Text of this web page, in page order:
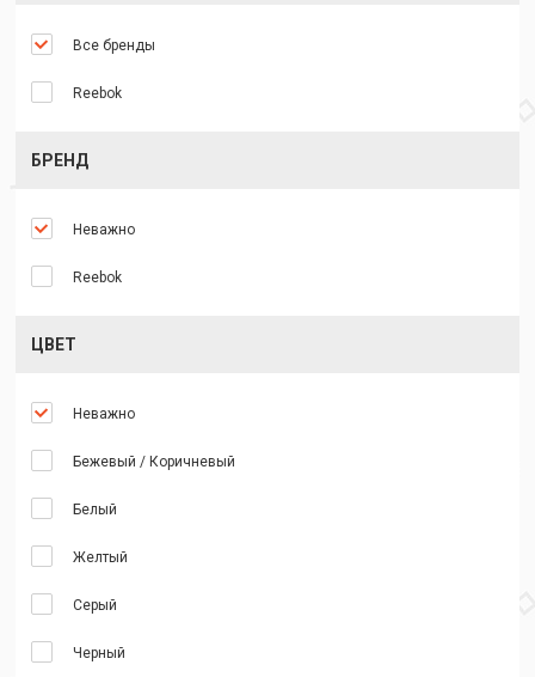
Все бренды
Reebok
БРЕНД
Неважно
Reebok
ЦВЕТ
Неважно
Бежевый / Коричневый
Белый
Желтый
Серый
Черный